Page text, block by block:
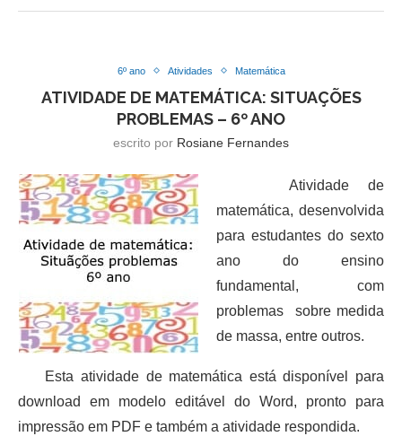
6º ano Atividades Matemática
ATIVIDADE DE MATEMÁTICA: SITUAÇÕES
PROBLEMAS – 6º ANO
escrito por Rosiane Fernandes
Atividade de
matemática, desenvolvida
para estudantes do sexto
ano do ensino
fundamental, com
problemas sobre medida
de massa, entre outros.
Esta atividade de matemática está disponível para
download em modelo editável do Word, pronto para
impressão em PDF e também a atividade respondida.